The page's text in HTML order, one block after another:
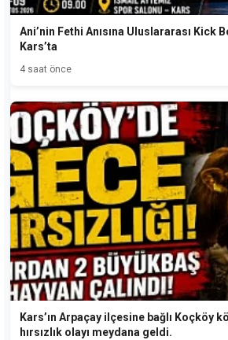
Ani’nin Fethi Anısına Uluslararası Kick
Kars’ta
4 saat önce
Kars’ın Arpaçay ilçesine bağlı Koçköy
hırsızlık olayı meydana geldi.